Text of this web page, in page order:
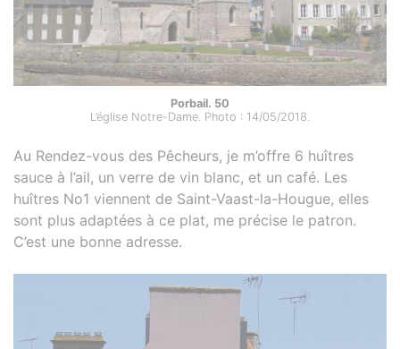
Porbail. 50
L’église Notre-Dame. Photo : 14/05/2018.
Au Rendez-vous des Pêcheurs, je m’offre 6 huîtres
sauce à l’ail, un verre de vin blanc, et un café. Les
huîtres No1 viennent de Saint-Vaast-la-Hougue, elles
sont plus adaptées à ce plat, me précise le patron.
C’est une bonne adresse.